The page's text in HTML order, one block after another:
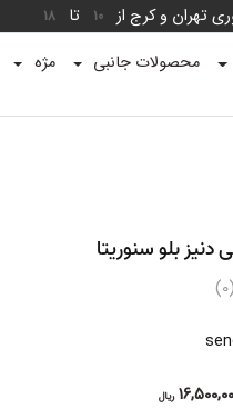
تهران و کرج از 10 تا 18
محصولات جانبی مژه
دنیز بلو سنوریتا
(0)
ریالPrice